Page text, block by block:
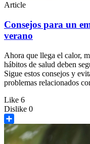
Article
Consejos para un
verano
Ahora que llega el calor,
hábitos de salud deben
Sigue estos consejos y
problemas relacionados
Like 6
Dislike 0
Share